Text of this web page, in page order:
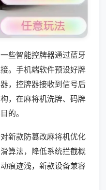
些智能控牌器通过蓝牙
。手机端软件预设好牌
，控牌器接收到信号后
，在麻将机洗牌、码牌
的。
新款防篡改麻将机优化
算法，降低系统拦截概
痕迹浅，新款设备兼容